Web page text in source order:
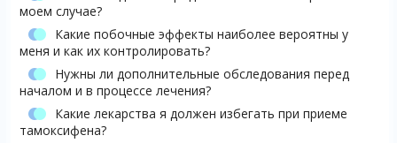
моем случае?
Какие побочные эффекты наиболее вероятны у
меня и как их контролировать?
Нужны ли дополнительные обследования перед
началом и в процессе лечения?
Какие лекарства я должен избегать при приеме
тамоксифена?